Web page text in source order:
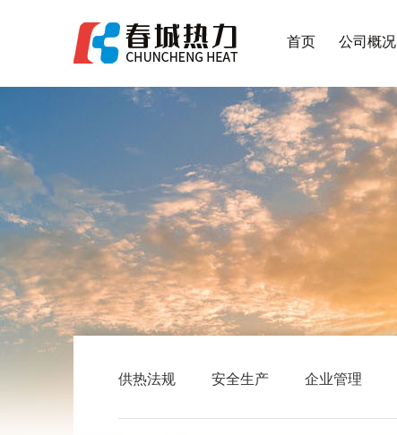
首页 公司概况
供热法规 安全生产 企业管理